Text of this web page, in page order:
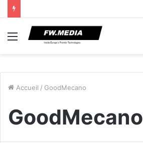
Menu
Accueil / GoodMecano
GoodMecano